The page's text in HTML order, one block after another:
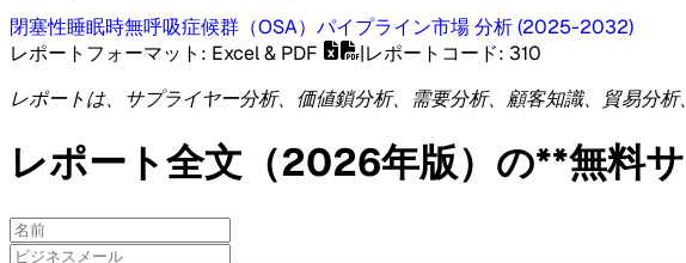
閉塞性睡眠時無呼吸症候群（OSA）パイプライン市場分析(2025-2032)
レポートフォーマット : Excel & PDF |レポートコード: 310
レポートは、サプライヤー分析、価値鎖分析、需要分析、顧客知識、貿易分析
レポート全文（2026年版）の**無料